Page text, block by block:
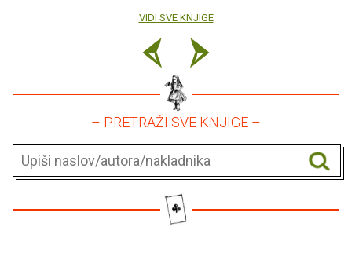
VIDI SVE KNJIGE
– PRETRAŽI SVE KNJIGE –